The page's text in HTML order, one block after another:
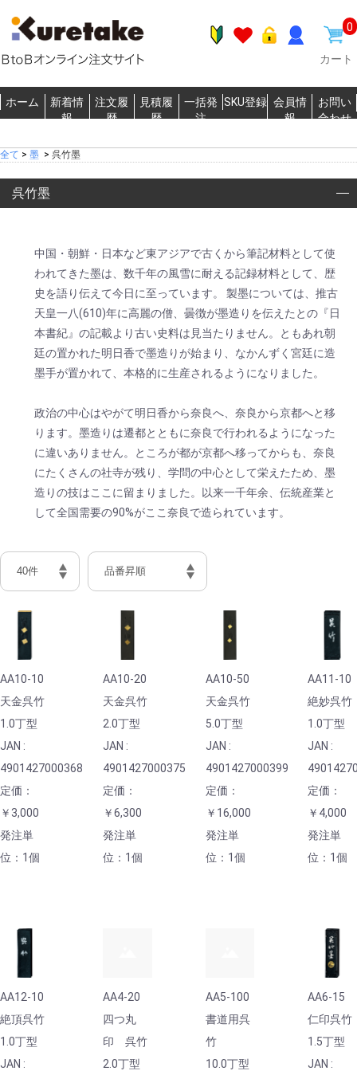
0
カート
ホーム
新着情
報
注文履
歴
見積履
歴
一括発
注
SKU登録 会員情
報
お問い
合わせ
全て > 墨 > 呉竹墨
呉竹墨
中国・朝鮮・日本など東アジアで古くから筆記材料として使
われてきた墨は、数千年の風雪に耐える記録材料として、歴
史を語り伝えて今日に至っています。 製墨については、推古
天皇一八(610)年に高麗の僧、曇徴が墨造りを伝えたとの『日
本書紀』の記載より古い史料は見当たりません。ともあれ朝
廷の置かれた明日香で墨造りが始まり、なかんずく宮廷に造
墨手が置かれて、本格的に生産されるようになりました。
政治の中心はやがて明日香から奈良へ、奈良から京都へと移
ります。墨造りは遷都とともに奈良で行われるようになった
に違いありません。ところが都が京都へ移ってからも、奈良
にたくさんの社寺が残り、学問の中心として栄えたため、墨
造りの技はここに留まりました。以来一千年余、伝統産業と
して全国需要の90%がここ奈良で造られています。
AA10-10
天金呉竹
1.0丁型
JAN :
4901427000368
定価：
￥3,000
発注単
位：1個
AA10-20
天金呉竹
2.0丁型
JAN :
4901427000375
定価：
￥6,300
発注単
位：1個
AA10-50
天金呉竹
5.0丁型
JAN :
4901427000399
定価：
￥16,000
発注単
位：1個
AA11-10
絶妙呉竹
1.0丁型
JAN :
定価：
￥4,000
発注単
位：1個
AA12-10
絶頂呉竹
1.0丁型
JAN :
AA4-20
四つ丸
印 呉竹
2.0丁型
AA5-100
書道用呉
竹
10.0丁型
AA6-15
仁印呉竹
1.5丁型
JAN :